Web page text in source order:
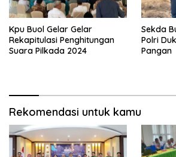
Kpu Buol Gelar Gelar
Rekapitulasi Penghitungan
Suara Pilkada 2024
Sekda
Polri
Pangan
Rekomendasi untuk kamu